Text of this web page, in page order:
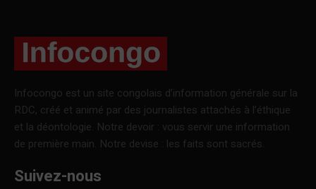
Infocongo est un site congolais d’information générale sur la
RDC, créé et animé par des journalistes attachés à l’éthique
et la déontologie. Notre devoir : vous servir une information
de première main. Notre devise : les faits sont sacrés.
Suivez-nous